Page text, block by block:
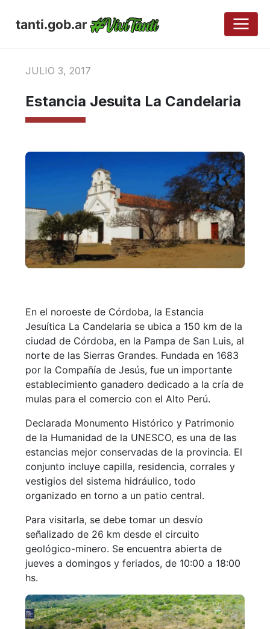
tanti.gob.ar
JULIO 3, 2017
Estancia Jesuita La Candelaria
En el noroeste de Córdoba, la Estancia
Jesuítica La Candelaria se ubica a 150 km de la
ciudad de Córdoba, en la Pampa de San Luis, al
norte de las Sierras Grandes. Fundada en 1683
por la Compañía de Jesús, fue un importante
establecimiento ganadero dedicado a la cría de
mulas para el comercio con el Alto Perú.
Declarada Monumento Histórico y Patrimonio
de la Humanidad de la UNESCO, es una de las
estancias mejor conservadas de la provincia. El
conjunto incluye capilla, residencia, corrales y
vestigios del sistema hidráulico, todo
organizado en torno a un patio central.
Para visitarla, se debe tomar un desvío
señalizado de 26 km desde el circuito
geológico-minero. Se encuentra abierta de
jueves a domingos y feriados, de 10:00 a 18:00
hs.